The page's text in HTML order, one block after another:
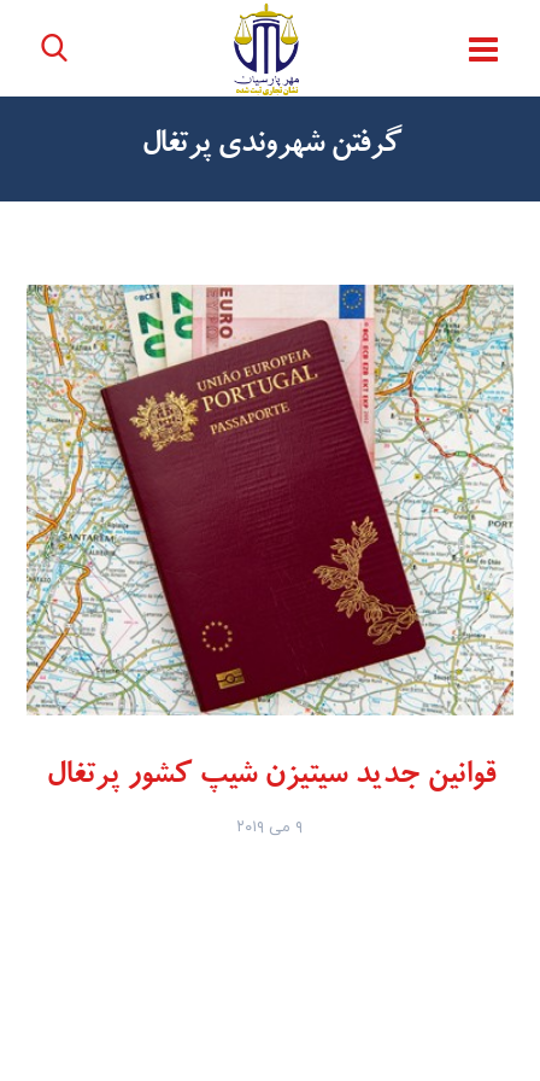
گرفتن شهروندی پرتغال
قوانین جدید سیتیزن شیپ کشور پرتغال
۹ می ۲۰۱۹